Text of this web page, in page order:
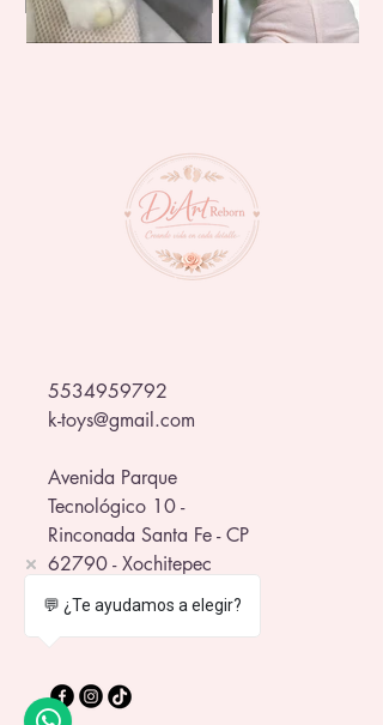
5534959792
k-toys@gmail.com
Avenida Parque
Tecnológico 10 -
Rinconada Santa Fe - CP
62790 - Xochitepec
frente al WTC Morelos
💬 ¿Te ayudamos a elegir?